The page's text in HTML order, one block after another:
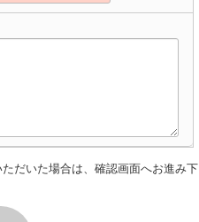
だいた場合は、確認画面へお進み下